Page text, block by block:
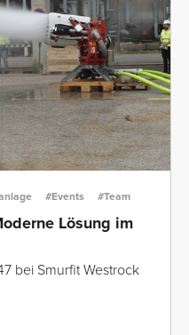
#Events #Team
Lösung im
bei Smurfit Westrock